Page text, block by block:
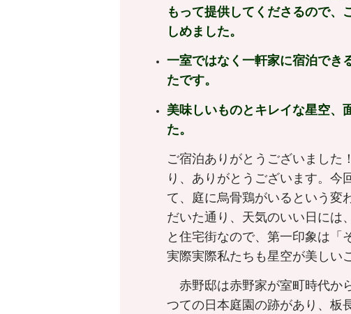
もって提供してくださるので、
しめました。
一室ではなく一軒家に宿泊でき
たです。
美味しいものとキレイな星空、
た。
ご宿泊ありがとうございました
り、ありがとうございます。今
て、庭に烏骨鶏がいるという変
だいた通り、天気のいい日には
と住宅街なので、第一印象は「
実際実際私たちも星空が美しい
赤野邸は赤野家が室町時代か
つての日本庭園の跡があり、板